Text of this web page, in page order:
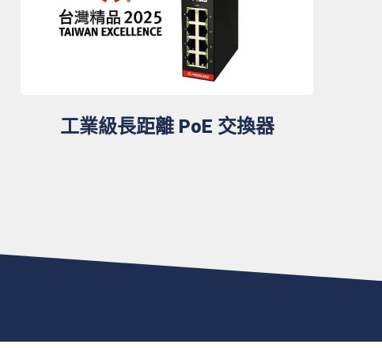
工業級長距離 PoE 交換器